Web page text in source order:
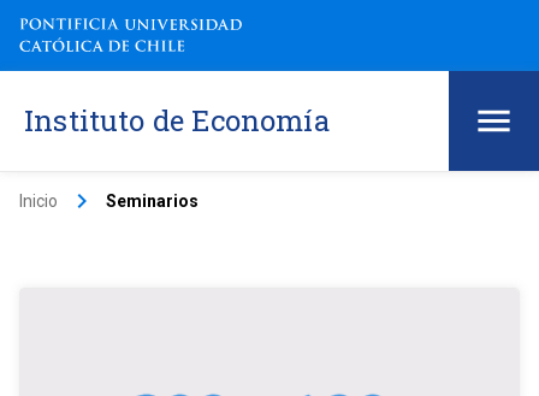
Instituto de Economía
Inicio keyboard_arrow_right Seminarios